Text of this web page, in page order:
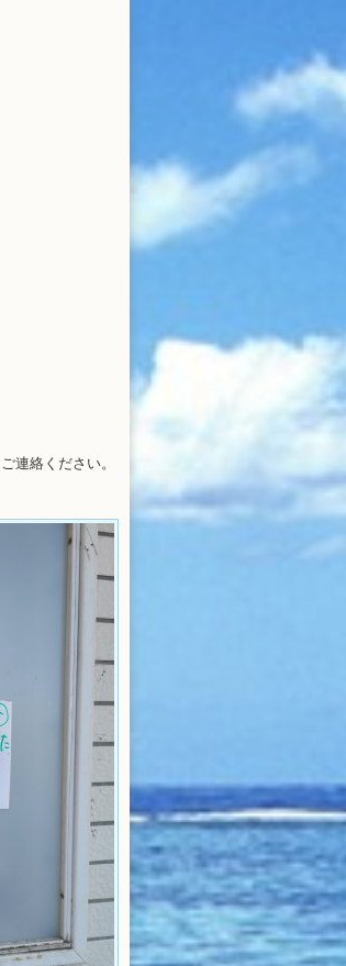
連絡ください。